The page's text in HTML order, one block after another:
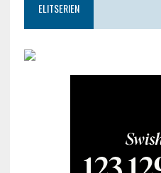
ELITSERIEN